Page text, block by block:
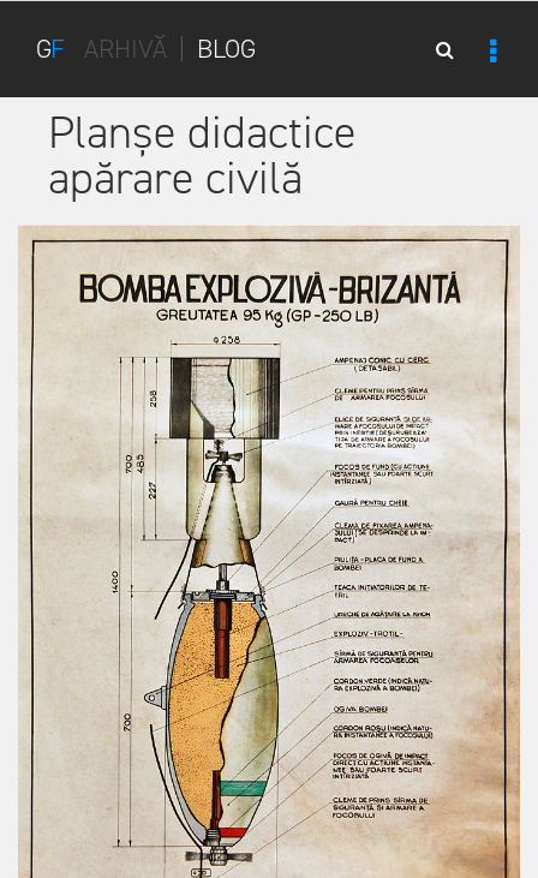
GF ARHIVĂ BLOG
Planșe didactice
apărare civilă